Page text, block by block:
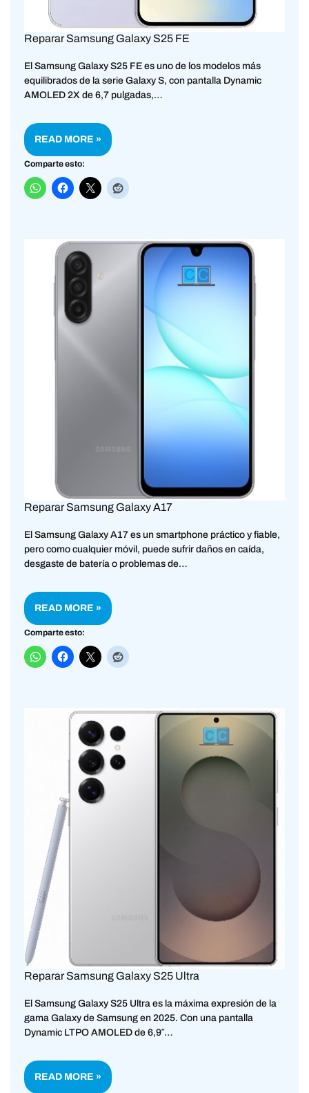
Reparar Samsung Galaxy S25 FE
El Samsung Galaxy S25 FE es uno de los modelos más
equilibrados de la serie Galaxy S, con pantalla Dynamic
AMOLED 2X de 6,7 pulgadas,…
READ MORE »
Comparte esto:
Reparar Samsung Galaxy A17
El Samsung Galaxy A17 es un smartphone práctico y fiable,
pero como cualquier móvil, puede sufrir daños en caída,
desgaste de batería o problemas de…
READ MORE »
Comparte esto:
Reparar Samsung Galaxy S25 Ultra
El Samsung Galaxy S25 Ultra es la máxima expresión de la
gama Galaxy de Samsung en 2025. Con una pantalla
Dynamic LTPO AMOLED de 6,9″…
READ MORE »